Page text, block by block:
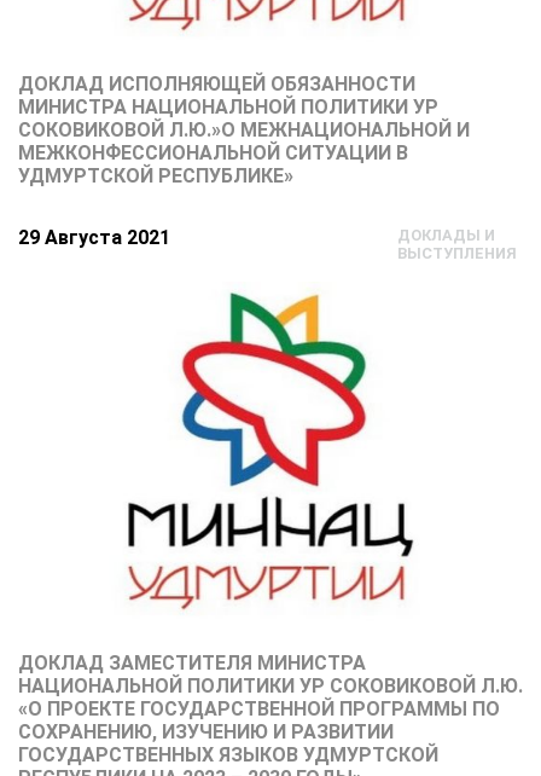
ДОКЛАД ИСПОЛНЯЮЩЕЙ ОБЯЗАННОСТИ
МИНИСТРА НАЦИОНАЛЬНОЙ ПОЛИТИКИ УР
СОКОВИКОВОЙ Л.Ю.»О МЕЖНАЦИОНАЛЬНОЙ И
МЕЖКОНФЕССИОНАЛЬНОЙ СИТУАЦИИ В
УДМУРТСКОЙ РЕСПУБЛИКЕ»
29 Августа 2021
ДОКЛАДЫ И
ВЫСТУПЛЕНИЯ
ДОКЛАД ЗАМЕСТИТЕЛЯ МИНИСТРА
НАЦИОНАЛЬНОЙ ПОЛИТИКИ УР СОКОВИКОВОЙ Л.Ю.
«О ПРОЕКТЕ ГОСУДАРСТВЕННОЙ ПРОГРАММЫ ПО
СОХРАНЕНИЮ, ИЗУЧЕНИЮ И РАЗВИТИИ
ГОСУДАРСТВЕННЫХ ЯЗЫКОВ УДМУРТСКОЙ